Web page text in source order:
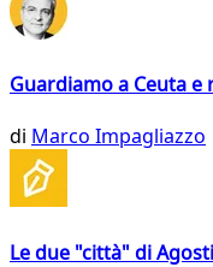
Guardiamo a Ceuta
di Marco Impagliazzo
Le due "città" di